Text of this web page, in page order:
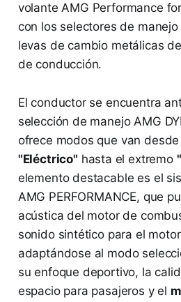
volante AMG Performance
con los selectores de
levas de cambio metálicas
de conducción.
El conductor se encuentra
selección de manejo AMG
ofrece modos que van
"Eléctrico" hasta el extremo
elemento destacable es el
AMG PERFORMANCE, que
acústica del motor de
sonido sintético para el
adaptándose al modo
su enfoque deportivo, la
espacio para pasajeros y el